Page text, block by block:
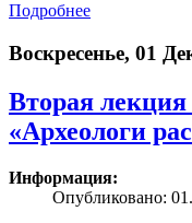
Подробнее
Воскресенье, 01
Вторая
«Археологи
Информация:
Опубликовано: